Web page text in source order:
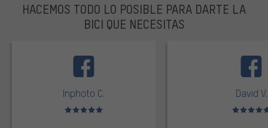
HACEMOS TODO LO POSIBLE PARA DARTE LA
BICI QUE NECESITAS
Inphoto C.
Valoración media: 5 de 5
David V.
Valoración